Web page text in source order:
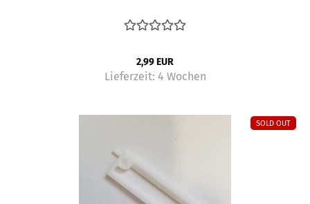
2,99 EUR
Lieferzeit: 4 Wochen
SOLD OUT